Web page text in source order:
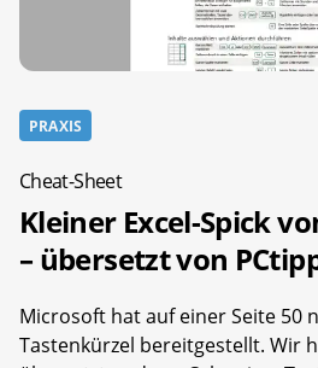
PRAXIS
Cheat-Sheet
Kleiner Excel-Spick
– übersetzt von
Microsoft hat auf einer Seite 50
Tastenkürzel bereitgestellt. Wir